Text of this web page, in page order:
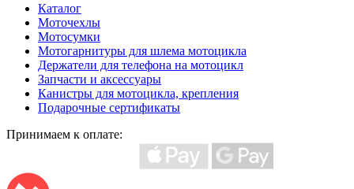
Каталог
Моточехлы
Мотосумки
Мотогарнитуры для шлема мотоцикла
Держатели для телефона на мотоцикл
Запчасти и аксессуары
Канистры для мотоцикла, крепления
Подарочные сертификаты
Принимаем к оплате: